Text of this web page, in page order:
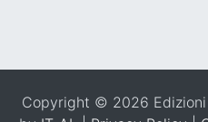
Copyright © 2026 Edizioni